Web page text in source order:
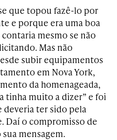
que topou fazê-lo por
e porque era uma boa
mesmo se não
Mas não
subir equipamentos
em Nova York,
da homenageada,
tinha muito a dizer” e foi
deveria ter sido pela
Daí o compromisso de
mensagem.